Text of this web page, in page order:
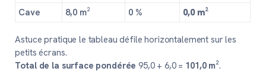
Cave
8,0 m² 0 % 0,0 m²
Astuce pratique le tableau défile horizontalement sur les
petits écrans.
Total de la surface pondérée 95,0 + 6,0 = 101,0 m².